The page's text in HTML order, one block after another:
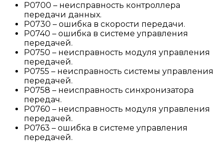
P0700 – неисправность контроллера
передачи данных.
P0730 – ошибка в скорости передачи.
P0740 – ошибка в системе управления
передачей.
P0750 – неисправность модуля управления
передачей.
P0755 – неисправность системы управления
передачей.
P0758 – неисправность синхронизатора
передач.
P0760 – неисправность модуля управления
передачей.
P0763 – ошибка в системе управления
передачей.